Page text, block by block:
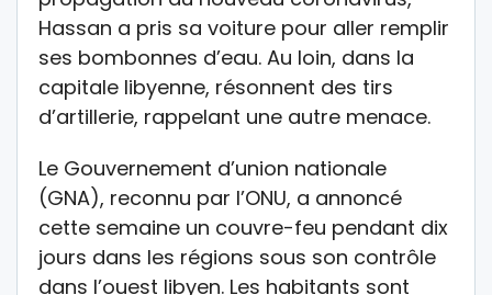
Hassan a pris sa voiture pour aller remplir
ses bombonnes d’eau. Au loin, dans la
capitale libyenne, résonnent des tirs
d’artillerie, rappelant une autre menace.
Le Gouvernement d’union nationale
(GNA), reconnu par l’ONU, a annoncé
cette semaine un couvre-feu pendant dix
jours dans les régions sous son contrôle
dans l’ouest libyen. Les habitants sont